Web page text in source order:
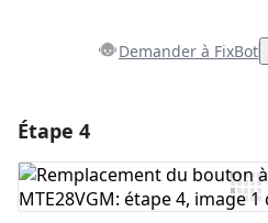
Demander à FixBot
Ajouter un commentaire
Étape 4